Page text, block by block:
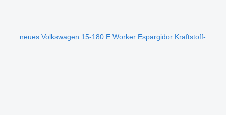
neues Volkswagen 15-180 E Worker Espargidor Kraftstoff-